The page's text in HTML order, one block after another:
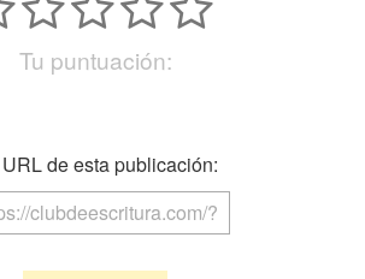
Tu puntuación:
de esta publicación: